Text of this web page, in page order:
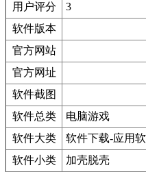
用户评分
3
软件版本
官方网站
官方网址
软件截图
软件总类
电脑游戏
软件大类
软件下载-应用
软件小类
加壳脱壳